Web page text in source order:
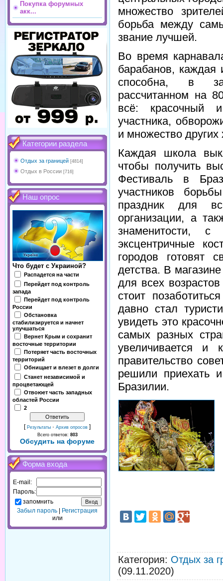
Покупка форумных
акк...
Категории раздела
Отдых за границей [4814]
Отдых в России [716]
Наш опрос
Что будет с Украиной?
Распадется на части
Перейдет под контроль
запада
Перейдет под контроль
России
Обстановка
стабилизируется и начнет
улучшаться
Вернет Крым и сохранит
восточные территории
Потеряет часть восточных
территорий
Обнищает и влезет в долги
Станет независимой и
процветающей
Отвоюет часть западных
областей России
2
[ Результаты · Архив опросов ]
Всего ответов: 803
Обсудить на форуме
Форма входа
E-mail:
Пароль:
запомнить
Забыл пароль
Регистрация
или
множество
борьба между
звание лучшей.
Во время
барабанов, каждая
способна, в
рассчитанном на
всё: красочный
участника,
и множество других
Каждая школа
чтобы получить
Фестиваль в
участников
праздник для
организации, а
знаменитости,
эксцентричные
городов готовят
детства. В
для всех
стоит
давно стал
увидеть это
самых разных
увеличивается и
правительство
решили приехать
Бразилии.
Категория: Отдых за
(09.11.2020)